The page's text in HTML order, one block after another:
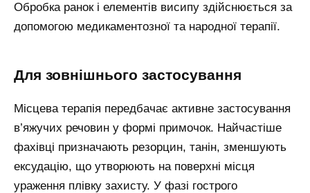
Обробка ранок і елементів висипу здійснюється за
допомогою медикаментозної та народної терапії.
Для зовнішнього застосування
Місцева терапія передбачає активне застосування
в’яжучих речовин у формі примочок. Найчастіше
фахівці призначають резорцин, танін, зменшують
ексудацію, що утворюють на поверхні місця
ураження плівку захисту. У фазі гострого